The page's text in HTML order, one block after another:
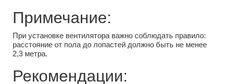
Примечание:
При установке вентилятора важно соблюдать правило:
расстояние от пола до лопастей должно быть не менее
2,3 метра.
Рекомендации: